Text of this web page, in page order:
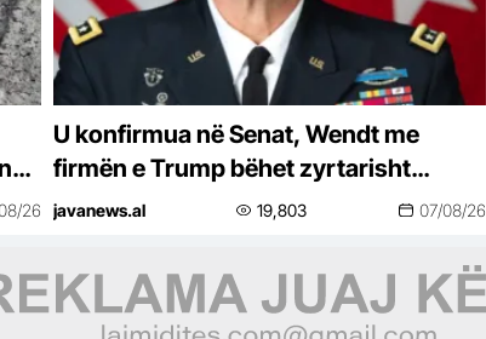
26
U konfirmua në Senat, Wendt me
firmën e Trump bëhet zyrtarisht
ambasador në Shqipëri
javanews.al 19,803 07/08/26